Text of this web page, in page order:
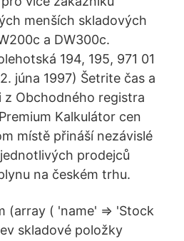
menších skladových
a DW300c.
194, 195, 971 01
júna 1997) Šetrite čas a
z Obchodného registra
Kalkulátor cen
místě přináší nezávislé
prodejců
na českém trhu.
(array ( 'name' => 'Stock
skladové položky